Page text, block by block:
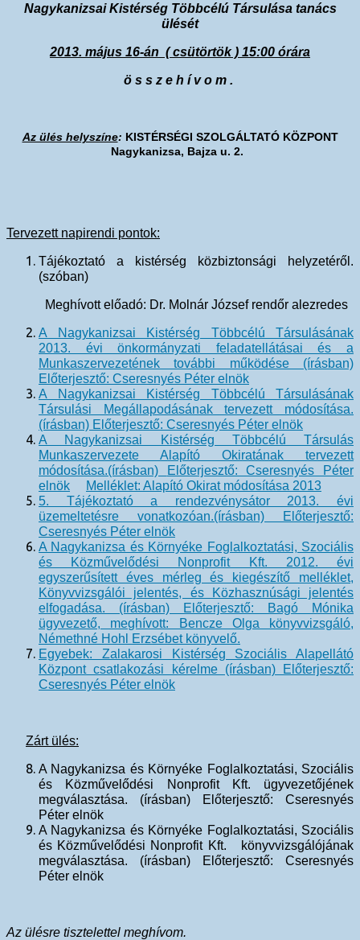
Nagykanizsai Kistérség Többcélú Társulása tanács
ülését
2013. május 16-án ( csütörtök ) 15:00 órára
összehívom.
Az ülés helyszíne: KISTÉRSÉGI SZOLGÁLTATÓ KÖZPONT
Nagykanizsa, Bajza u. 2.
Tervezett napirendi pontok:
Tájékoztató a kistérség közbiztonsági helyzetéről.
(szóban)
Meghívott előadó: Dr. Molnár József rendőr alezredes
A Nagykanizsai Kistérség Többcélú Társulásának
2013. évi önkormányzati feladatellátásai és a
Munkaszervezetének további működése (írásban)
Előterjesztő: Cseresnyés Péter elnök
A Nagykanizsai Kistérség Többcélú Társulásának
Társulási Megállapodásának tervezett módosítása.
(írásban) Előterjesztő: Cseresnyés Péter elnök
A Nagykanizsai Kistérség Többcélú Társulás
Munkaszervezete Alapító Okiratának tervezett
módosítása.(írásban)
Előterjesztő: Cseresnyés Péter
elnök
Melléklet: Alapító Okirat módosítása 2013
5. Tájékoztató a rendezvénysátor 2013. évi
üzemeltetésre vonatkozóan.(írásban) Előterjesztő:
Cseresnyés Péter elnök
A Nagykanizsa és Környéke Foglalkoztatási, Szociális
és Közművelődési Nonprofit Kft. 2012. évi
egyszerűsített éves mérleg és kiegészítő melléklet,
Könyvvizsgálói jelentés, és Közhasznúsági jelentés
elfogadása. (írásban) Előterjesztő: Bagó Mónika
ügyvezető, meghívott: Bencze Olga könyvvizsgáló,
Némethné Hohl Erzsébet könyvelő.
Egyebek: Zalakarosi Kistérség Szociális Alapellátó
Központ csatlakozási kérelme (írásban) Előterjesztő:
Cseresnyés Péter elnök
Zárt ülés:
A Nagykanizsa és Környéke Foglalkoztatási, Szociális
és Közművelődési Nonprofit Kft. ügyvezetőjének
megválasztása. (írásban) Előterjesztő: Cseresnyés
Péter elnök
A Nagykanizsa és Környéke Foglalkoztatási, Szociális
és Közművelődési Nonprofit Kft. könyvvizsgálójának
megválasztása. (írásban) Előterjesztő: Cseresnyés
Péter elnök
Az ülésre tisztelettel meghívom.